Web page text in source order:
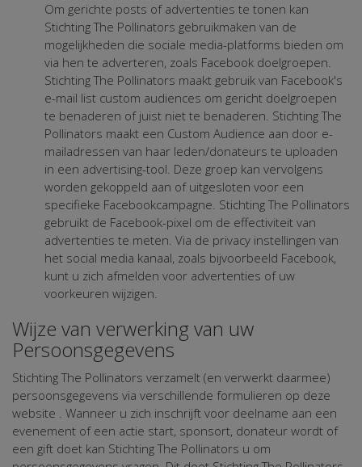
Om gerichte posts of advertenties te tonen kan
Stichting The Pollinators gebruikmaken van de
mogelijkheden die sociale media-platforms bieden om
via hen te adverteren, zoals Facebook doelgroepen.
Stichting The Pollinators maakt gebruik van Facebook's
e-mail list custom audiences om gericht doelgroepen
te benaderen of juist niet te benaderen. Stichting The
Pollinators maakt een Custom Audience aan door e-
mailadressen van haar leden/donateurs te uploaden
in een advertising-tool. Deze groep kan vervolgens
worden gekoppeld aan of uitgesloten voor een
specifieke Facebookcampagne. Stichting The Pollinators
gebruikt de Facebook-pixel om de effectiviteit van
advertenties te meten. Via de privacy instellingen van
het social media kanaal, zoals bijvoorbeeld Facebook,
kunt u zich afmelden voor advertenties of uw
voorkeuren wijzigen.
Wijze van verwerking van uw
Persoonsgegevens
Stichting The Pollinators verzamelt (en verwerkt daarmee)
persoonsgegevens via verschillende formulieren op deze
website . Wanneer u zich inschrijft voor deelname aan een
evenement of een actie start, sponsort, donateur wordt of
een gift doet kan Stichting The Pollinators u om